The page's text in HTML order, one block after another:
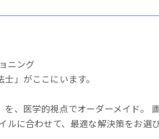
ニング
」がここにいます。
、医学的視点でオーダーメイド。
ルに合わせて、最適な解決策をお選